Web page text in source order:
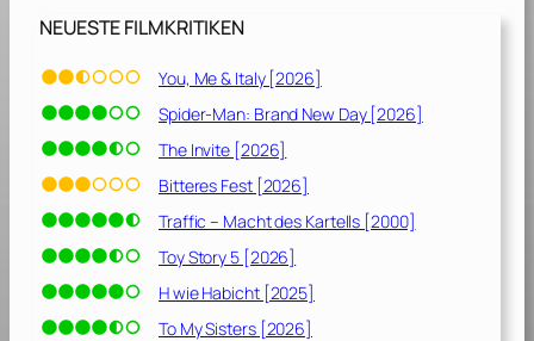
g
2
1
0
]
NEUESTE FILMKRITIKEN
You, Me & Italy [2026]
Spider-Man: Brand New Day [2026]
The Invite [2026]
Bitteres Fest [2026]
Traffic – Macht des Kartells [2000]
Toy Story 5 [2026]
H wie Habicht [2025]
To My Sisters [2026]